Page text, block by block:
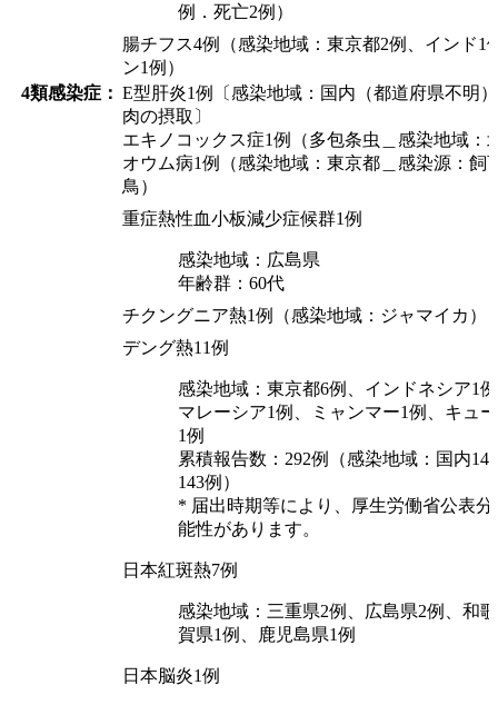
例．死亡2例）
腸チフス4例（感染地域：東京都2例、インド1
ン1例）
4類感染症： E型肝炎1例〔感染地域：国内（都道府県不明
肉の摂取〕
エキノコックス症1例（多包条虫＿感染地域：
オウム病1例（感染地域：東京都＿感染源：飼
鳥）
重症熱性血小板減少症候群1例
感染地域：広島県
年齢群：60代
チクングニア熱1例（感染地域：ジャマイカ）
デング熱11例
感染地域：東京都6例、インドネシア1
マレーシア1例、ミャンマー1例、キュ
1例
累積報告数：292例（感染地域：国内
143例）
* 届出時期等により、厚生労働省公表
能性があります。
日本紅斑熱7例
感染地域：三重県2例、広島県2例、和
賀県1例、鹿児島県1例
日本脳炎1例